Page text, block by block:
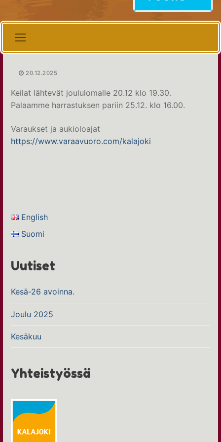
20.12.2025
Keilat lähtevät joululomalle 20.12 klo 19.30.
Palaamme harrastuksen pariin 25.12. klo 16.00.
Varaukset ja aukioloajat
https://www.varaavuoro.com/kalajoki
English
Suomi
Uutiset
Kesä-26 avoinna.
Joulu 2025
Kesäkuu
Yhteistyössä